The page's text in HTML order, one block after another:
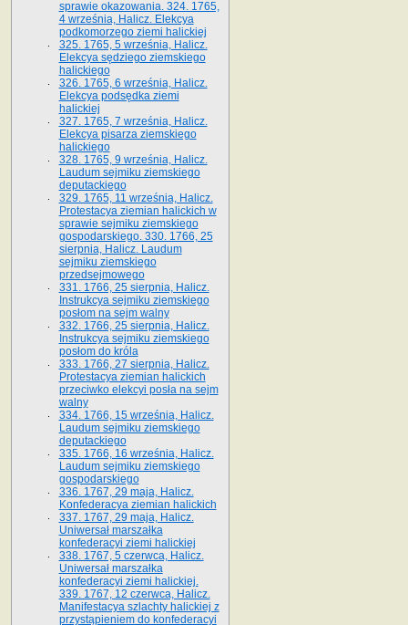
sprawie okazowania. 324. 1765,
4 września, Halicz. Elekcya
podkomorzego ziemi halickiej
325. 1765, 5 września, Halicz.
Elekcya sędziego ziemskiego
halickiego
326. 1765, 6 września, Halicz.
Elekcya podsędka ziemi
halickiej
327. 1765, 7 września, Halicz.
Elekcya pisarza ziemskiego
halickiego
328. 1765, 9 września, Halicz.
Laudum sejmiku ziemskiego
deputackiego
329. 1765, 11 września, Halicz.
Protestacya ziemian halickich w
sprawie sejmiku ziemskiego
gospodarskiego. 330. 1766, 25
sierpnia, Halicz. Laudum
sejmiku ziemskiego
przedsejmowego
331. 1766, 25 sierpnia, Halicz.
Instrukcya sejmiku ziemskiego
posłom na sejm walny
332. 1766, 25 sierpnia, Halicz.
Instrukcya sejmiku ziemskiego
posłom do króla
333. 1766, 27 sierpnia, Halicz.
Protestacya ziemian halickich
przeciwko elekcyi posła na sejm
walny
334. 1766, 15 września, Halicz.
Laudum sejmiku ziemskiego
deputackiego
335. 1766, 16 września, Halicz.
Laudum sejmiku ziemskiego
gospodarskiego
336. 1767, 29 maja, Halicz.
Konfederacya ziemian halickich
337. 1767, 29 maja, Halicz.
Uniwersał marszałka
konfederacyi ziemi halickiej
338. 1767, 5 czerwca, Halicz.
Uniwersał marszałka
konfederacyi ziemi halickiej.
339. 1767, 12 czerwca, Halicz.
Manifestacya szlachty halickiej z
przystąpieniem do konfederacyi